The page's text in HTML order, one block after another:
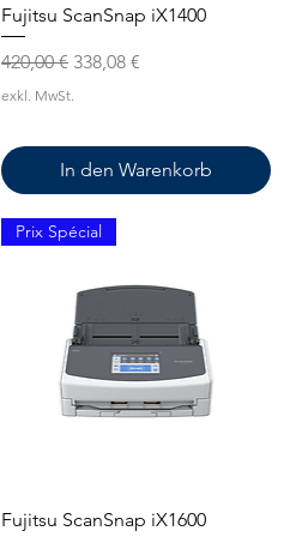
Schnellansicht
Fujitsu ScanSnap iX1400
Standardpreis
420,00 € Sale-Preis
338,08 €
exkl. MwSt.
In den Warenkorb
Schnellansicht
Prix Spécial
Fujitsu ScanSnap iX1600